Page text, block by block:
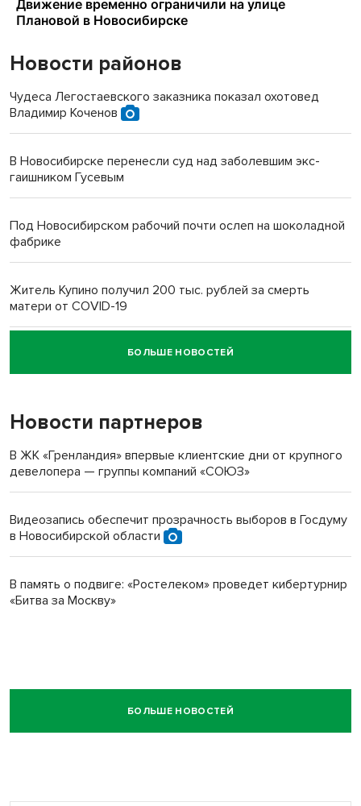
Новости районов
Чудеса Легостаевского заказника показал охотовед
Владимир Коченов
В Новосибирске перенесли суд над заболевшим экс-
гаишником Гусевым
Под Новосибирском рабочий почти ослеп на шоколадной
фабрике
Житель Купино получил 200 тыс. рублей за смерть
матери от COVID-19
Новосибирский суд наказал водителя за смерть
пенсионерки на вокзале
БОЛЬШЕ НОВОСТЕЙ
Новости партнеров
В ЖК «Гренландия» впервые клиентские дни от крупного
девелопера — группы компаний «СОЮЗ»
Видеозапись обеспечит прозрачность выборов в Госдуму
в Новосибирской области
В память о подвиге: «Ростелеком» проведет кибертурнир
«Битва за Москву»
БОЛЬШЕ НОВОСТЕЙ